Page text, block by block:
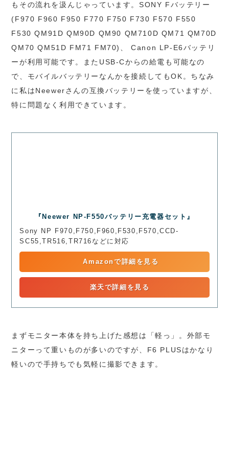
もその流れを汲んじゃっています。SONY Fバッテリー
(F970 F960 F950 F770 F750 F730 F570 F550
F530 QM91D QM90D QM90 QM710D QM71 QM70D
QM70 QM51D FM71 FM70)、 Canon LP-E6バッテリ
ーが利用可能です。またUSB-Cからの給電も可能なの
で、モバイルバッテリーなんかを接続してもOK。ちなみ
に私はNeewerさんの互換バッテリーを使っていますが、
特に問題なく利用できています。
『Neewer NP-F550バッテリー充電器セット』
Sony NP F970,F750,F960,F530,F570,CCD-
SC55,TR516,TR716などに対応
Amazonで詳細を見る
楽天で詳細を見る
まずモニター本体を持ち上げた感想は「軽っ」。外部モ
ニターって重いものが多いのですが、F6 PLUSはかなり
軽いので手持ちでも気軽に撮影できます。